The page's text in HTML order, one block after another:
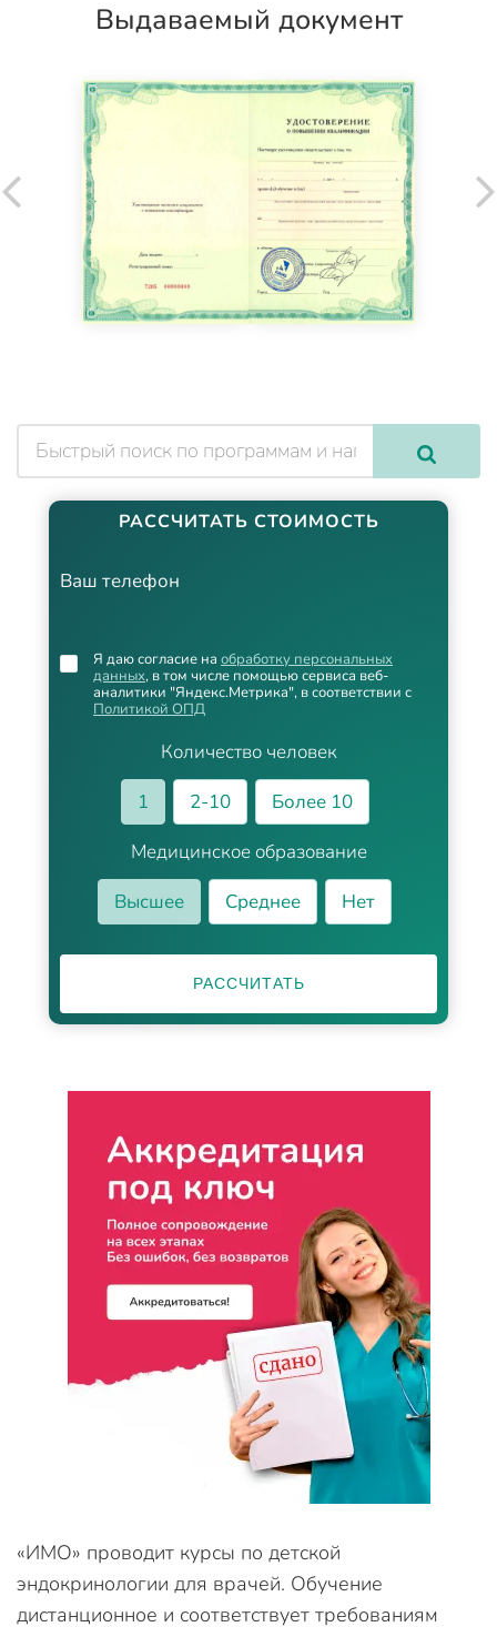
Выдаваемый документ
РАССЧИТАТЬ СТОИМОСТЬ
Ваш телефон
Количество человек
1
2-10
Более 10
Медицинское образование
Высшее
Среднее Нет
Я даю согласие на обработку персональных
данных, в том числе помощью сервиса веб-
аналитики "Яндекс.Метрика", в соответствии с
Политикой ОПД
РАССЧИТАТЬ
«ИМО» проводит курсы по детской
эндокринологии для врачей. Обучение
дистанционное и соответствует требованиям